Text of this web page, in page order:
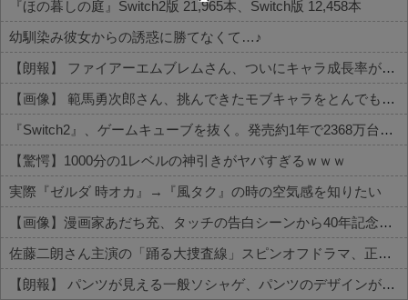
『ほの暮しの庭』Switch2版 21,965本、Switch版 12,458本
幼馴染み彼女からの誘惑に勝てなくて…♪
【朗報】 ファイアーエムブレムさん、ついにキャラ成長率がゲーム内で見れるようになる
【画像】 範馬勇次郎さん、挑んできたモブキャラをとんでもない目に合わせてしまう
『Switch2』、ゲームキューブを抜く。発売約1年で2368万台突破
【驚愕】1000分の1レベルの神引きがヤバすぎるｗｗｗ
実際『ゼルダ 時オカ』→『風タク』の時の空気感を知りたい
【画像】漫画家あだち充、タッチの告白シーンから40年記念で自分自身が浅倉南になりきり投稿
佐藤二朗さん主演の「踊る大捜査線」スピンオフドラマ、正式に中止との報道
【朗報】 パンツが見える一般ソシャゲ、パンツのデザインが上方修正される